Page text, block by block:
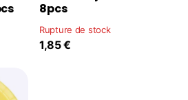
8pcs
Rupture de stock
1,85 €